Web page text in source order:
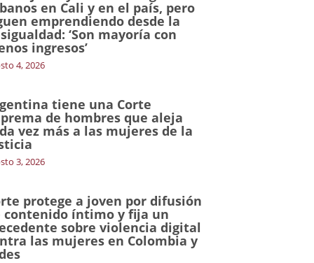
en Cali y en el país, pero
emprendiendo desde la
‘Son mayoría con
ingresos’
4, 2026
tiene una Corte
de hombres que aleja
vez más a las mujeres de la
3, 2026
protege a joven por difusión
contenido íntimo y fija un
sobre violencia digital
las mujeres en Colombia y